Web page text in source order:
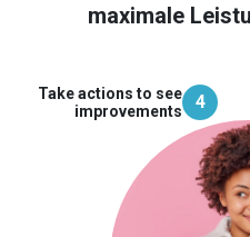
maximale
Take actions to see
improvements
4